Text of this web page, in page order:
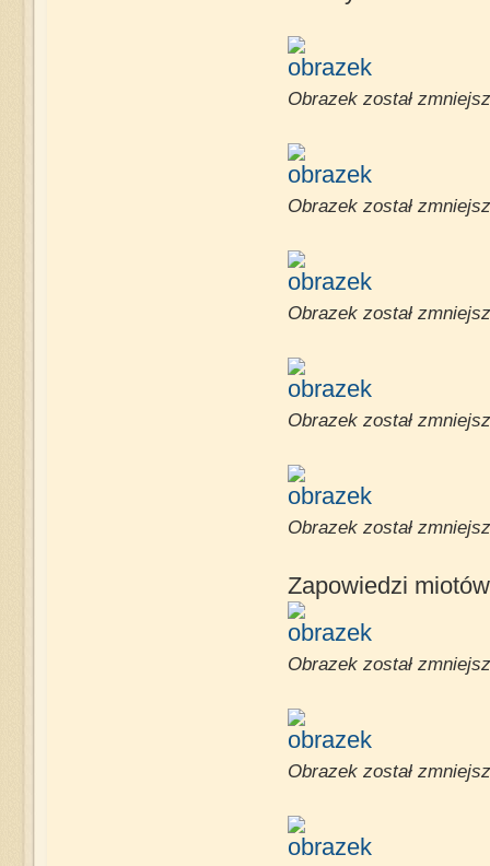
Obrazek został
Obrazek został
Obrazek został
Obrazek został
Obrazek został
Zapowiedzi
Obrazek został
Obrazek został